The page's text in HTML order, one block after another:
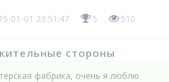
01-01 23:51:47 5 510
стороны
фабрика, очень я люблю